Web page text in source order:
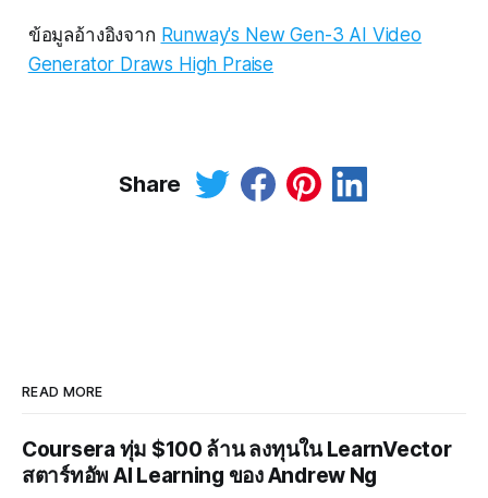
ข้อมูลอ้างอิงจาก Runway's New Gen-3 AI Video
Generator Draws High Praise
Share
READ MORE
Coursera ทุ่ม $100 ล้าน ลงทุนใน LearnVector
สตาร์ทอัพ AI Learning ของ Andrew Ng